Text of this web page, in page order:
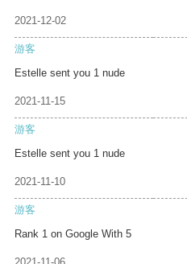
2021-12-02
游客
Estelle sent you 1 nude
2021-11-15
游客
Estelle sent you 1 nude
2021-11-10
游客
Rank 1 on Google With 5